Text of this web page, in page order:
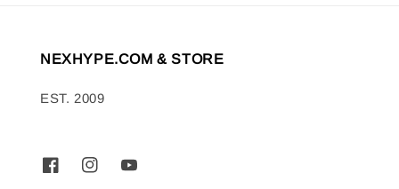
NEXHYPE.COM & STORE
EST. 2009